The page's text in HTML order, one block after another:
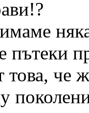
пътеки
това, че